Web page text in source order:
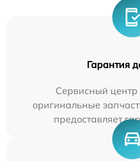
Гарантия
Сервисный центр
оригинальные
предоставляет